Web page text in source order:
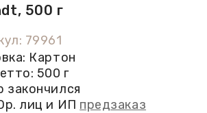
500 г
79961
Картон
500 г
закончился
лиц и ИП предзаказ